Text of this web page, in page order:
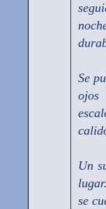
Se
ojos
Un
se